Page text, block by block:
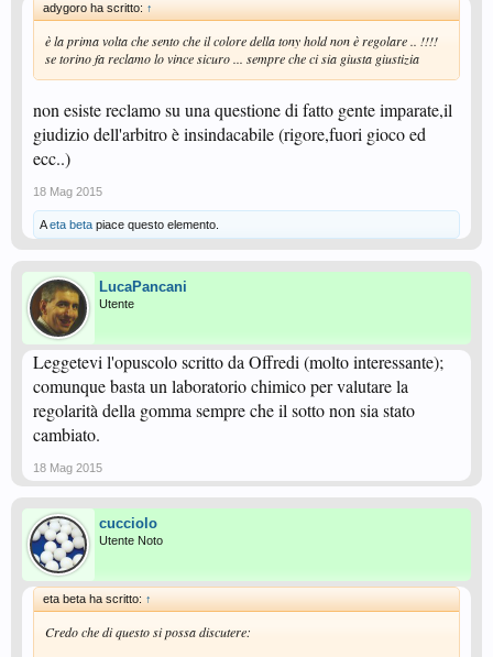
adygoro ha scritto: ↑
è la prima volta che sento che il colore della tony hold non è regolare .. !!!!
se torino fa reclamo lo vince sicuro ... sempre che ci sia giusta giustizia
non esiste reclamo su una questione di fatto gente imparate,il
giudizio dell'arbitro è insindacabile (rigore,fuori gioco ed
ecc..)
18 Mag 2015
Aeta beta piace questo elemento.
LucaPancani
Utente
Leggetevi l'opuscolo scritto da Offredi (molto interessante);
comunque basta un laboratorio chimico per valutare la
regolarità della gomma sempre che il sotto non sia stato
cambiato.
18 Mag 2015
cucciolo
Utente Noto
eta beta ha scritto: ↑
Credo che di questo si possa discutere: